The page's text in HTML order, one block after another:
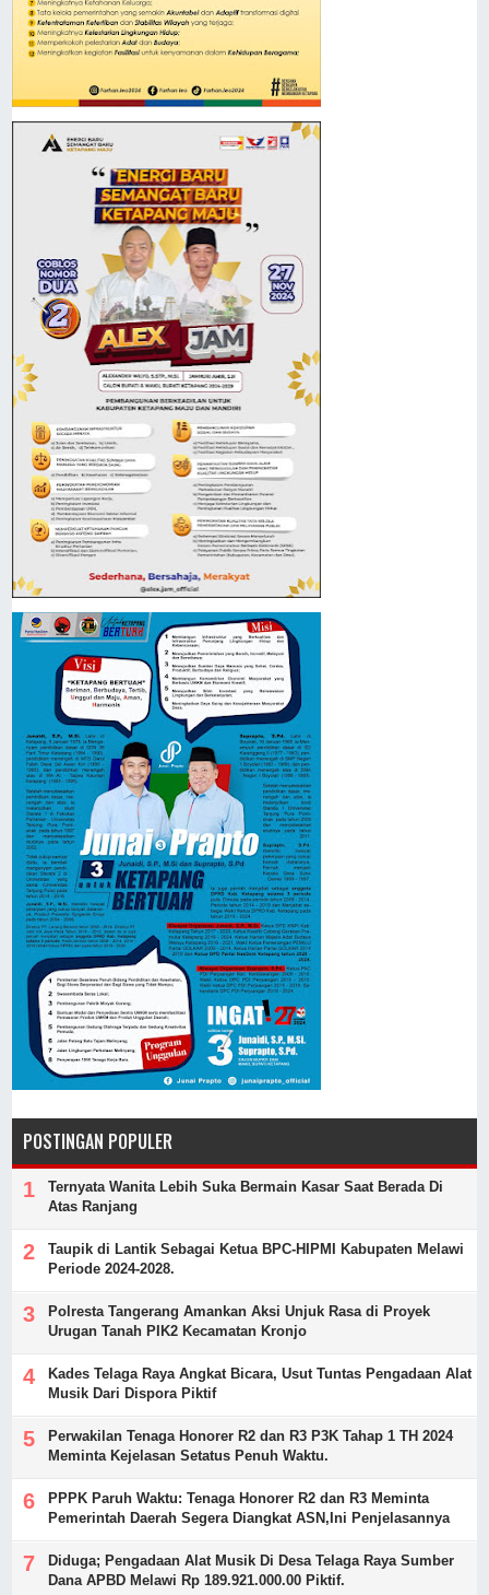
POSTINGAN POPULER
Ternyata Wanita Lebih Suka Bermain Kasar Saat Berada Di
Atas Ranjang
Taupik di Lantik Sebagai Ketua BPC-HIPMI Kabupaten Melawi
Periode 2024-2028.
Polresta Tangerang Amankan Aksi Unjuk Rasa di Proyek
Urugan Tanah PIK2 Kecamatan Kronjo
Kades Telaga Raya Angkat Bicara, Usut Tuntas Pengadaan Alat
Musik Dari Dispora Piktif
Perwakilan Tenaga Honorer R2 dan R3 P3K Tahap 1 TH 2024
Meminta Kejelasan Setatus Penuh Waktu.
PPPK Paruh Waktu: Tenaga Honorer R2 dan R3 Meminta
Pemerintah Daerah Segera Diangkat ASN,Ini Penjelasannya
Diduga; Pengadaan Alat Musik Di Desa Telaga Raya Sumber
Dana APBD Melawi Rp 189.921.000.00 Piktif.